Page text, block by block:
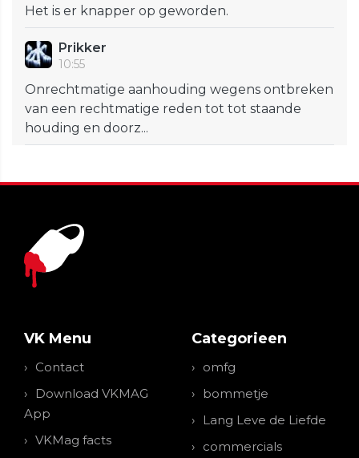
Het is er knapper op geworden.
Prikker
10:55
Onrechtmatige aanhouding wegens ontbreken
van een rechtmatige reden tot tot staande
houding en doorz...
VK Menu
Contact
Download VKMAG
App
VKMag facts
Categorieen
omfg
bommetje
Lang Leve de Liefde
commercials